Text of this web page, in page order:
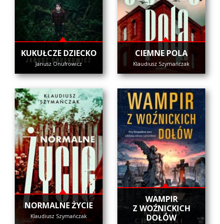
KUKUŁCZE DZIECKO
Janusz Onufrowicz
CIEMNE POLA
Klaudiusz Szymańczak
NORMALNE ŻYCIE
Klaudiusz Szymańczak
WAMPIR
Z WOŹNICKICH
DOŁÓW